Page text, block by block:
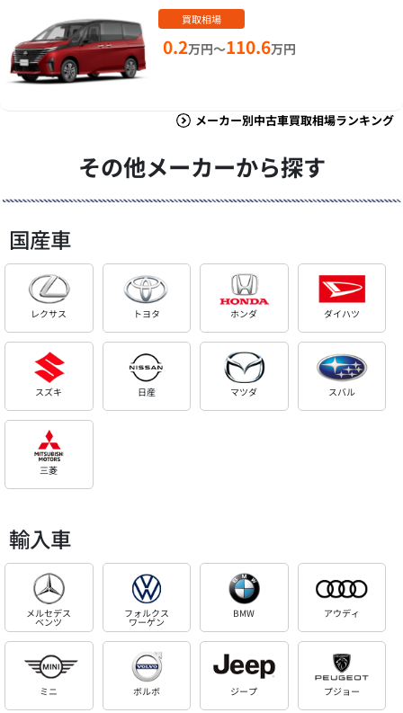
買取相場
0.2万円～110.6万円
メーカー別中古車買取相場ランキング
その他メーカーから探す
国産車
レクサス トヨタ ホンダ ダイハツ
スズキ 日産 マツダ スバル
三菱
輸入車
メルセデス
ベンツ
フォルクス
ワーゲン
BMW アウディ
ミニ ボルボ ジープ プジョー